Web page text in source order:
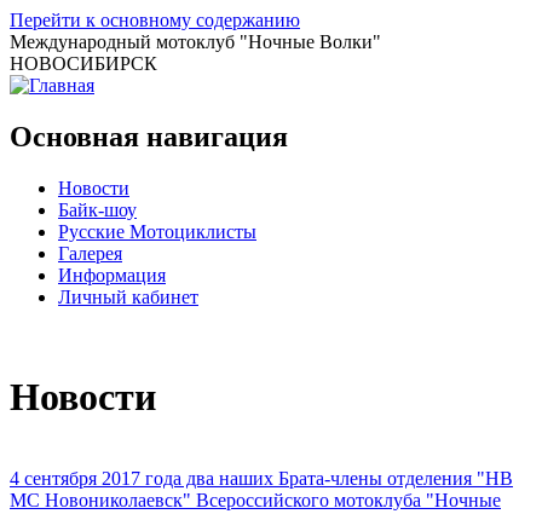
Перейти к основному содержанию
Международный мотоклуб "Ночные Волки"
НОВОСИБИРСК
Основная навигация
Новости
Байк-шоу
Русские Мотоциклисты
Галерея
Информация
Личный кабинет
Новости
4 сентября 2017 года два наших Брата-члены отделения "НВ
МС Новониколаевск" Всероссийского мотоклуба "Ночные